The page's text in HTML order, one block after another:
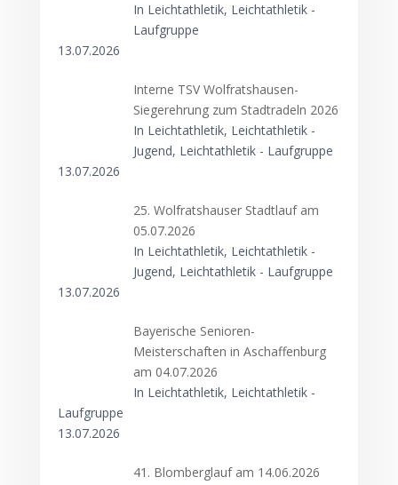
In Leichtathletik, Leichtathletik -
Laufgruppe
13.07.2026
Interne TSV Wolfratshausen-
Siegerehrung zum Stadtradeln 2026
In Leichtathletik, Leichtathletik -
Jugend, Leichtathletik - Laufgruppe
13.07.2026
25. Wolfratshauser Stadtlauf am
05.07.2026
In Leichtathletik, Leichtathletik -
Jugend, Leichtathletik - Laufgruppe
13.07.2026
Bayerische Senioren-
Meisterschaften in Aschaffenburg
am 04.07.2026
In Leichtathletik, Leichtathletik -
Laufgruppe
13.07.2026
41. Blomberglauf am 14.06.2026